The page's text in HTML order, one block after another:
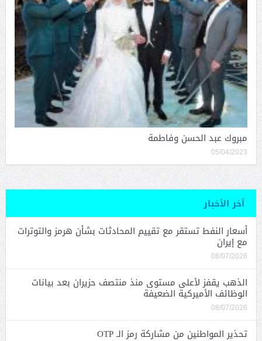
مبروك عبد الحسن وفاطمة
05/04/2023
آخر الأخبار
أسعار النفط تستقر مع تقييم المحادثات بشأن هرمز والتوترات
مع إيران
08/07/2026
الذهب يقفز لأعلى مستوى منذ منتصف حزيران بعد بيانات
الوظائف الأميركية الضعيفة
08/07/2026
تحذير المواطنين من مشاركة رمز الـ OTP